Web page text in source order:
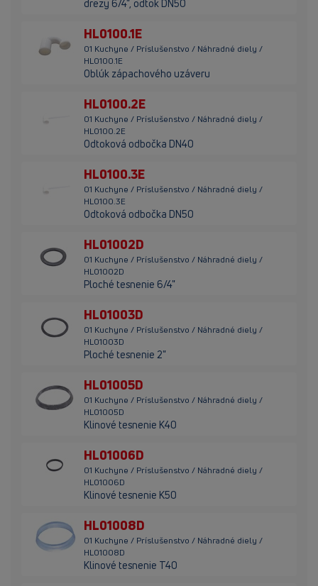
drezy 6/4", odtok DN50
HL0100.1E
01 Kuchyne / Príslušenstvo / Náhradné diely /
HL0100.1E
Oblúk zápachového uzáveru
HL0100.2E
01 Kuchyne / Príslušenstvo / Náhradné diely /
HL0100.2E
Odtoková odbočka DN40
HL0100.3E
01 Kuchyne / Príslušenstvo / Náhradné diely /
HL0100.3E
Odtoková odbočka DN50
HL01002D
01 Kuchyne / Príslušenstvo / Náhradné diely /
HL01002D
Ploché tesnenie 6/4"
HL01003D
01 Kuchyne / Príslušenstvo / Náhradné diely /
HL01003D
Ploché tesnenie 2"
HL01005D
01 Kuchyne / Príslušenstvo / Náhradné diely /
HL01005D
Klinové tesnenie K40
HL01006D
01 Kuchyne / Príslušenstvo / Náhradné diely /
HL01006D
Klinové tesnenie K50
HL01008D
01 Kuchyne / Príslušenstvo / Náhradné diely /
HL01008D
Klinové tesnenie T40